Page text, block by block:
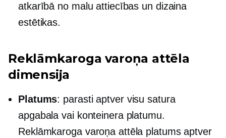
atkarībā no malu attiecības un dizaina
estētikas.
Reklāmkaroga varoņa attēla
dimensija
Platums: parasti aptver visu satura
apgabala vai konteinera platumu.
Reklāmkaroga varoņa attēla platums aptver